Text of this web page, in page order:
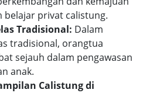
belajar privat calistung.
Tradisional: Dalam
tradisional, orangtua
sejauh dalam pengawasan
anak.
Calistung di